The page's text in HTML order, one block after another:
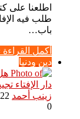
اطلعنا على
طلب فيه
باب…
أكمل القراءة
دين ودنيا
زينب أحمد 30
0